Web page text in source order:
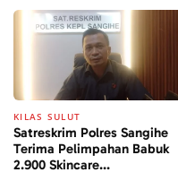
KILAS SULUT
Satreskrim Polres Sangihe
Terima Pelimpahan Babuk
2.900 Skincare...